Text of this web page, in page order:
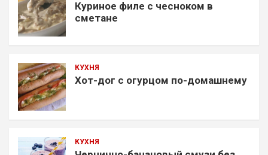
Куриное филе с чесноком в
сметане
КУХНЯ
Хот-дог с огурцом по-домашнему
КУХНЯ